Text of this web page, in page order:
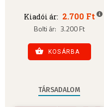
Kiadói ár: 2.700 Ft
Bolti ár: 3.200 Ft
KOSÁRBA
TÁRSADALOM